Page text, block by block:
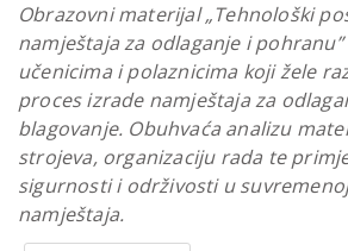
Obrazovni materijal „Tehnološki
namještaja za odlaganje i
učenicima i polaznicima koji žele
proces izrade namještaja za
blagovanje. Obuhvaća analizu
strojeva, organizaciju rada te
sigurnosti i održivosti u
namještaja.